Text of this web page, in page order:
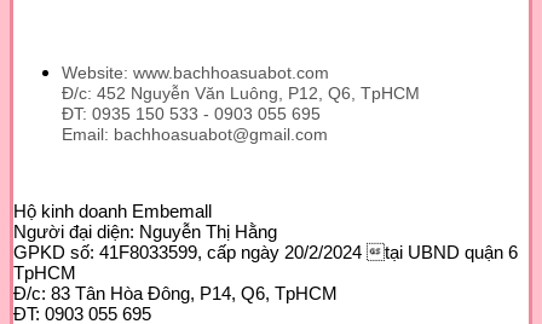
Website: www.bachhoasuabot.com
Đ/c: 452 Nguyễn Văn Luông, P12, Q6, TpHCM
ĐT: 0935 150 533 - 0903 055 695
Email: bachhoasuabot@gmail.com
Hộ kinh doanh Embemall
Người đại diện: Nguyễn Thị Hằng
GPKD số: 41F8033599, cấp ngày 20/2/2024 tại UBND quận 6
TpHCM
Đ/c: 83 Tân Hòa Đông, P14, Q6, TpHCM
ĐT: 0903 055 695